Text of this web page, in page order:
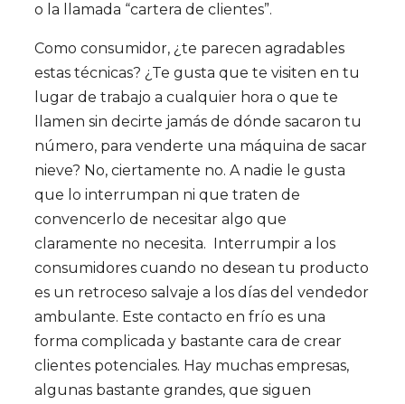
o la llamada “cartera de clientes”.
Como consumidor, ¿te parecen agradables
estas técnicas? ¿Te gusta que te visiten en tu
lugar de trabajo a cualquier hora o que te
llamen sin decirte jamás de dónde sacaron tu
número, para venderte una máquina de sacar
nieve? No, ciertamente no. A nadie le gusta
que lo interrumpan ni que traten de
convencerlo de necesitar algo que
claramente no necesita. Interrumpir a los
consumidores cuando no desean tu producto
es un retroceso salvaje a los días del vendedor
ambulante. Este contacto en frío es una
forma complicada y bastante cara de crear
clientes potenciales. Hay muchas empresas,
algunas bastante grandes, que siguen